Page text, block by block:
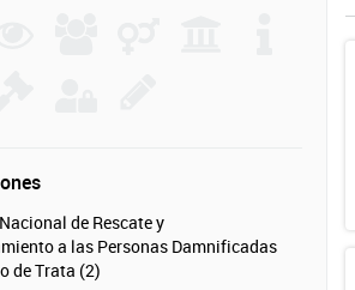
de Rescate y
a las Personas Damnificadas
de Trata (2)